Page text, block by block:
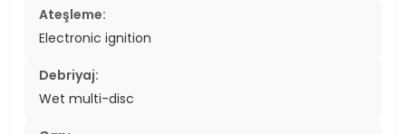
Ateşleme:
Electronic ignition
Debriyaj:
Wet multi-disc